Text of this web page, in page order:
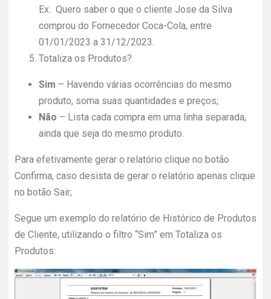
Ex. Quero saber o que o cliente Jose da Silva
comprou do Fornecedor Coca-Cola, entre
01/01/2023 a 31/12/2023.
Totaliza os Produtos?
Sim – Havendo várias ocorrências do mesmo
produto, soma suas quantidades e preços;
Não – Lista cada compra em uma linha separada,
ainda que seja do mesmo produto.
Para efetivamente gerar o relatório clique no botão
Confirma, caso desista de gerar o relatório apenas clique
no botão Sair;
Segue um exemplo do relatório de Histórico de Produtos
de Cliente, utilizando o filtro “Sim” em Totaliza os
Produtos: